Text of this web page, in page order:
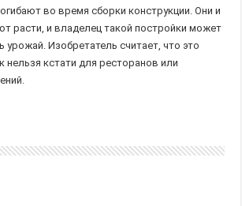
во время сборки конструкции. Они и
расти, и владелец такой постройки может
урожай. Изобретатель считает, что это
нельзя кстати для ресторанов или